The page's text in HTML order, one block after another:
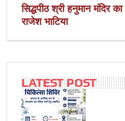
सिद्धपीठ श्री हनुमान मंदिर
राजेश भाटिया
LATEST POST